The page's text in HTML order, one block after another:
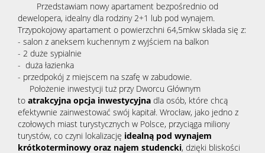
Przedstawiam nowy apartament bezpośrednio od
dewelopera, idealny dla rodziny 2+1 lub pod wynajem.
Trzypokojowy apartament o powierzchni 64,5mkw składa się z:
- salon z aneksem kuchennym z wyjściem na balkon
- 2 duże sypialnie
- duża łazienka
- przedpokój z miejscem na szafę w zabudowie.
Położenie inwestycji tuż przy Dworcu Głównym
to atrakcyjna opcja inwestycyjna dla osób, które chcą
efektywnie zainwestować swój kapitał. Wrocław, jako jedno z
czołowych miast turystycznych w Polsce, przyciąga miliony
turystów, co czyni lokalizację idealną pod wynajem
krótkoterminowy oraz najem studencki, dzięki bliskości